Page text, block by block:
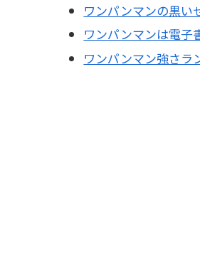
ワンパンマンの黒い
ワンパンマンは電子
ワンパンマン強さラ